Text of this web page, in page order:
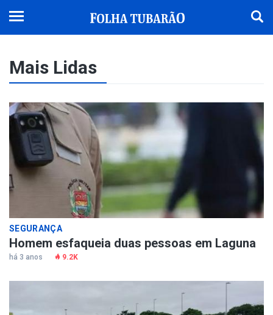
Mais Lidas
SEGURANÇA
Homem esfaqueia duas pessoas em Laguna
há 3 anos 9.2K